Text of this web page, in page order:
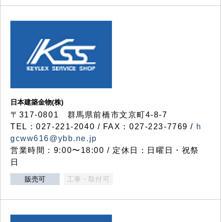
日本建築金物(株)
〒317‐0801 群馬県前橋市文京町4-8-7
TEL：027-221-2040 / FAX：027-223-7769 / h
gcww616@ybb.ne.jp
営業時間：9:00〜18:00 / 定休日：日曜日・祝祭
日
販売可 工事・取付可